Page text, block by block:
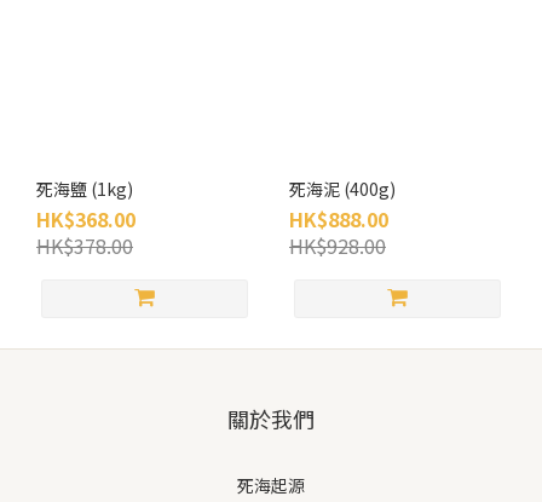
死海鹽 (1kg)
HK$368.00
HK$378.00
死海泥 (400g)
HK$888.00
HK$928.00
關於我們
死海起源